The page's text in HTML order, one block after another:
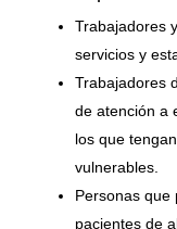
Trabajadores
servicios y
Trabajadores
de atención a
los que
vulnerables.
Personas que
pacientes de